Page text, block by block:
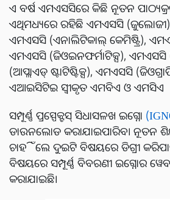
ଏ ବର୍ଷ ଏମଏସସିରେ କିଛି ନୂତନ
ଏଥିମଧ୍ୟରେ ରହିଛି ଏମଏସସି (ଜୁଲୋଜୀ),
ଏମଏସସି (ଏନାଲିଟିକାଲ୍ କେମିଷ୍ଟ୍ରି),
ଏମଏସସି (ଜିଓଇନଫର୍ମାଟିକ୍ସ),
(ଆପ୍ଲାଏଡ୍ ଷ୍ଟାଟିଷ୍ଟିକ୍ସ), ଏମଏସସି
ଏଆଇସିଟିଇ ସ୍ୱୀକୃତ ଏମବିଏ ଓ ଏମସିଏ
ସମ୍ପୂର୍ଣ୍ଣ ପ୍ରସ୍ପେକ୍ଟସ୍ ସିଧାସଳଖ ଇଗ୍ନୋ
ଡାଉନଲୋଡ କରାଯାଇପାରିବ। ନୂତନ
ଚାହିଁଲେ ଦୁଇଟି ବିଷୟରେ ଡିଗ୍ରୀ
ବିଷୟରେ ସମ୍ପୂର୍ଣ୍ଣ ବିବରଣୀ ଇଗ୍ନୋର
କରାଯାଇଛି।